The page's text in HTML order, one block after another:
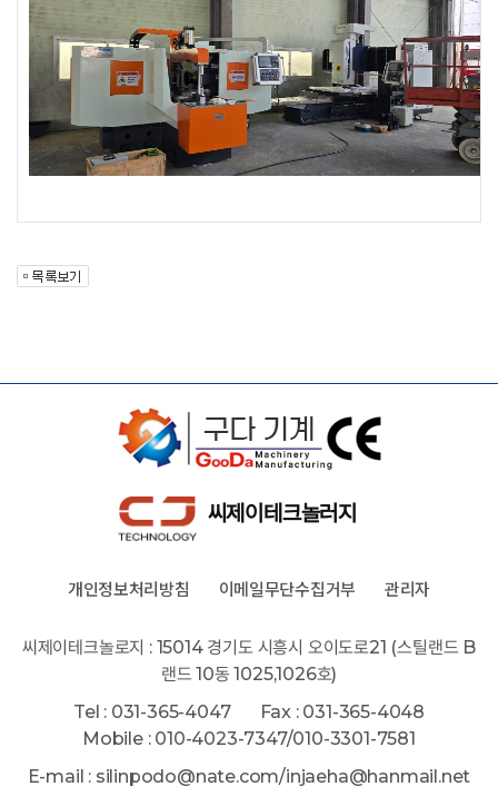
씨제이테크놀러지
개인정보처리방침 이메일무단수집거부 관리자
씨제이테크놀로지 : 15014 경기도 시흥시 오이도로21 (스틸랜드 B
랜드 10동 1025,1026호)
Tel : 031-365-4047
Fax : 031-365-4048
Mobile : 010-4023-7347/010-3301-7581
E-mail : silinpodo@nate.com/injaeha@hanmail.net